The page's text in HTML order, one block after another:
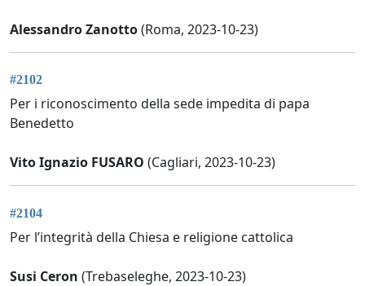
Alessandro Zanotto(Roma, 2023-10-23)
#2102
Per i riconoscimento della sede impedita di papa
Benedetto
Vito Ignazio FUSARO (Cagliari, 2023-10-23)
#2104
Per l’integrità della Chiesa e religione cattolica
Susi Ceron (Trebaseleghe, 2023-10-23)